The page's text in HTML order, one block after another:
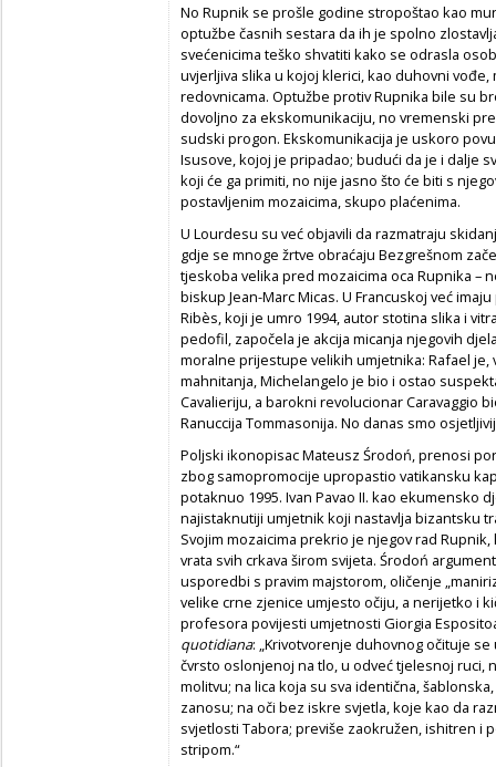
No Rupnik se prošle godine stropoštao kao
optužbe časnih sestara da ih je spolno
svećenicima teško shvatiti kako se odrasla
uvjerljiva slika u kojoj klerici, kao duhovni
redovnicama. Optužbe protiv Rupnika bile su
dovoljno za ekskomunikaciju, no vremenski
sudski progon. Ekskomunikacija je uskoro
Isusove, kojoj je pripadao; budući da je i dalje
koji će ga primiti, no nije jasno što će biti s
postavljenim mozaicima, skupo plaćenima.
U Lourdesu su već objavili da razmatraju
gdje se mnoge žrtve obraćaju Bezgrešnom
tjeskoba velika pred mozaicima oca Rupnika –
biskup Jean-Marc Micas. U Francuskoj već
Ribès, koji je umro 1994, autor stotina slika i
pedofil, započela je akcija micanja njegovih
moralne prijestupe velikih umjetnika: Rafael
mahnitanja, Michelangelo je bio i ostao
Cavalieriju, a barokni revolucionar Caravaggio
Ranuccija Tommasonija. No danas smo
Poljski ikonopisac Mateusz Środoń, prenosi
zbog samopromocije upropastio vatikansku
potaknuo 1995. Ivan Pavao II. kao ekumensko
najistaknutiji umjetnik koji nastavlja bizantsku
Svojim mozaicima prekrio je njegov rad
vrata svih crkava širom svijeta. Środoń
usporedbi s pravim majstorom, oličenje
velike crne zjenice umjesto očiju, a nerijetko i
profesora povijesti umjetnosti Giorgia
quotidiana: „Krivotvorenje duhovnog očituje
čvrsto oslonjenoj na tlo, u odveć tjelesnoj ruci,
molitvu; na lica koja su sva identična,
zanosu; na oči bez iskre svjetla, koje kao da
svjetlosti Tabora; previše zaokružen, ishitren i
stripom.“